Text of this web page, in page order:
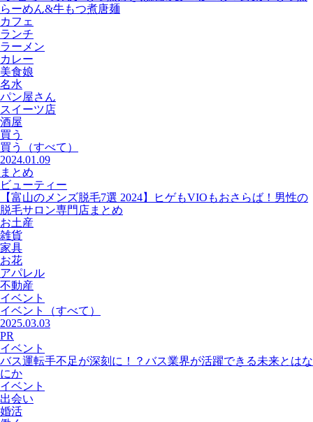
らーめん&牛もつ煮唐麺
カフェ
ランチ
ラーメン
カレー
美食娘
名水
パン屋さん
スイーツ店
酒屋
買う
買う
（すべて）
2024.01.09
まとめ
ビューティー
【富山のメンズ脱毛7選 2024】ヒゲもVIOもおさらば！男性の
脱毛サロン専門店まとめ
お土産
雑貨
家具
お花
アパレル
不動産
イベント
イベント
（すべて）
2025.03.03
PR
イベント
バス運転手不足が深刻に！？バス業界が活躍できる未来とはな
にか
イベント
出会い
婚活